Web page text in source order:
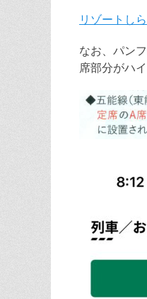
リゾートし
なお、パン
席部分がハ